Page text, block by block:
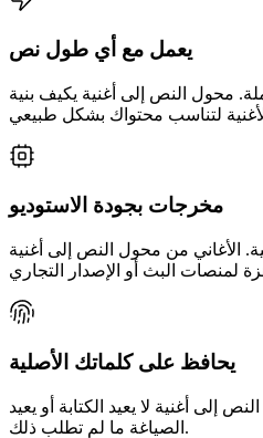
يعمل مع أي طول نص
محول النص إلى أغنية يكيف بنية
مخرجات بجودة الاستوديو
الأغاني من محول النص إلى أغنية
يحافظ على كلماتك الأصلية
إلى أغنية لا يعيد الكتابة أو يعيد
الصياغة ما لم تطلب ذلك.